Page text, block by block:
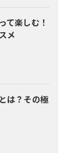
て楽しむ！
メ
は？ その極